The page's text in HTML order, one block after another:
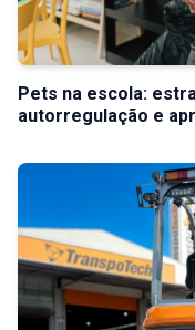
Pets na escola:
autorregulação e